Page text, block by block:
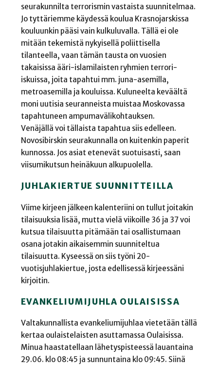
seurakunnilta terrorismin vastaista suunnitelmaa.
Jo tyttäriemme käydessä koulua Krasnojarskissa
kouluunkin pääsi vain kulkuluvalla. Tällä ei ole
mitään tekemistä nykyisellä poliittisella
tilanteella, vaan tämän tausta on vuosien
takaisissa ääri-islamilaisten ryhmien terrori-
iskuissa, joita tapahtui mm. juna-asemilla,
metroasemilla ja kouluissa. Kuluneelta keväältä
moni uutisia seuranneista muistaa Moskovassa
tapahtuneen ampumavälikohtauksen.
Venäjällä voi tällaista tapahtua siis edelleen.
Novosibirskin seurakunnalla on kuitenkin paperit
kunnossa. Jos asiat etenevät suotuisasti, saan
viisumikutsun heinäkuun alkupuolella.
JUHLAKIERTUE SUUNNITTEILLA
Viime kirjeen jälkeen kalenteriini on tullut joitakin
tilaisuuksia lisää, mutta vielä viikoille 36 ja 37 voi
kutsua tilaisuutta pitämään tai osallistumaan
osana jotakin aikaisemmin suunniteltua
tilaisuutta. Kyseessä on siis työni 20-
vuotisjuhlakiertue, josta edellisessä kirjeessäni
kirjoitin.
EVANKELIUMIJUHLA OULAISISSA
Valtakunnallista evankeliumijuhlaa vietetään tällä
kertaa oulaistelaisten asuttamassa Oulaisissa.
Minua haastatellaan lähetyspisteessä lauantaina
29.06. klo 08:45 ja sunnuntaina klo 09:45. Siinä